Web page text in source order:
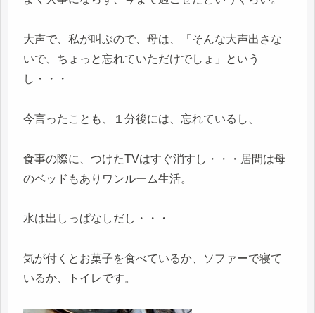
大声で、私が叫ぶので、母は、「そんな大声出さな
いで、ちょっと忘れていただけでしょ」という
し・・・
今言ったことも、１分後には、忘れているし、
食事の際に、つけたTVはすぐ消すし・・・居間は母
のベッドもありワンルーム生活。
水は出しっぱなしだし・・・
気が付くとお菓子を食べているか、ソファーで寝て
いるか、トイレです。